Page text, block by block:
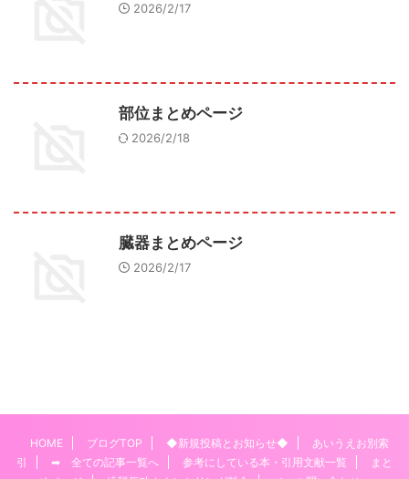
2026/2/17
部位まとめページ
2026/2/18
臓器まとめページ
2026/2/17
HOME ブログTOP ◆新規投稿とお知らせ◆
あいうえお別索
引
➡ 全ての記事一覧へ 参考にしている本・引用文献一覧
まと